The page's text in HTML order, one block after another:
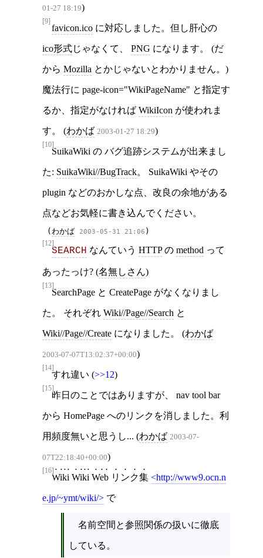
01-27 18:19)
[9]
favicon.ico に対応しました。但し肝心の
ico形式じゃなくて、 PNG になります。 (だ
から Mozilla とかじゃないとわかりません。)
魔法行に page-icon="WikiPageName" と指定す
るか、指定がなければ WikiIcon が使われま
す。 (わかば 2003-01-27 18:29)
[10]
SuikaWiki の バグ追跡システムが出来まし
た: SuikaWiki//BugTrack。 SuikaWiki やその
plugin などのおかしな点、改良の余地がある
点などお気軽に書き込んでください。
( わかば 2003-05-31 21:06 )
[12]
SEARCH なんていう HTTPの method って
あったっけ? (名無しさん)
[13]
SearchPage と CreatePage がなくなりまし
た。 それぞれ Wiki//Page//Search と
Wiki//Page//Create になりました。 (わかば
2003-07-07T13:02:37+00:00)
[14]
すれ違い (>>12)
[15]
昨日のことではありますが、 nav tool bar
から HomePage へのリンクを消しました。利
用頻度無いと思うし... (わかば 2003-07-
07T22:18:40+00:00)
[16]
Wiki Wiki Web リンク集 http://www9.ocn.n
e.jp/~ymt/wiki/ で
名前空間と参照関係の扱いに徹底
している。